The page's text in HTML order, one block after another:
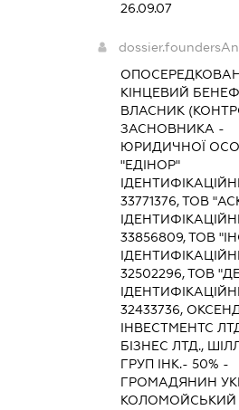
26.09.07
КІНЦЕВИЙ
ВЛАСНИК
ЗАСНОВНИКА -
ЮРИДИЧНОЇ
"ЕДІНОР"
33771376, ТОВ
33856809, ТОВ
32502296, ТОВ
32433736,
ІНВЕСТМЕНТС
БІЗНЕС ЛТД.,
ГРУП ІНК.- 50% -
ГРОМАДЯНИН
КОЛОМОЙСЬКИЙ